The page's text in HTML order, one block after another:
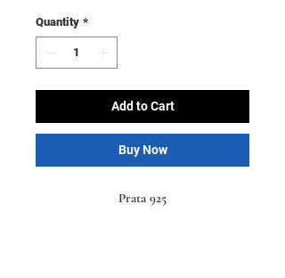
Quantity *
Add to Cart
Buy Now
Prata 925